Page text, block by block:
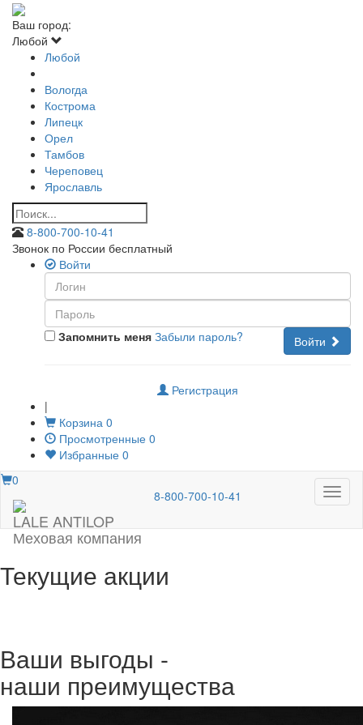
Ваш город:
Любой
Любой
Вологда
Кострома
Липецк
Орел
Тамбов
Череповец
Ярославль
8-800-700-10-41
Звонок по России бесплатный
Войти
Запомнить меня Войти
Забыли пароль?
Регистрация
|
Корзина 0
Просмотренные 0
Избранные 0
Меню
0
LALE ANTILOP
Меховая компания
8-800-700-10-41
Текущие акции
Ваши выгоды -
наши преимущества